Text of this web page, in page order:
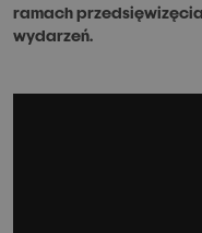
ramach
wydarzeń.